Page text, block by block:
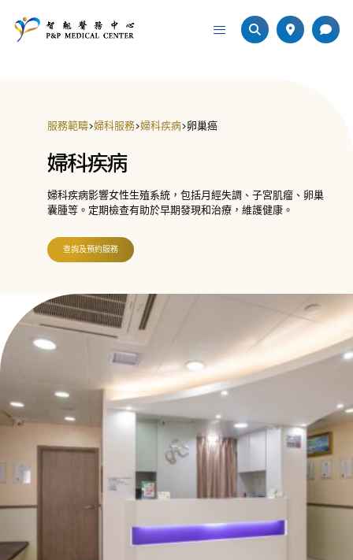
服務範疇>婦科服務>婦科疾病>卵巢癌
婦科疾病
婦科疾病影響女性生殖系統，包括月經失調、子宮肌瘤、卵巢
囊腫等。定期檢查有助於早期發現和治療，維護健康。
查詢及預約服務